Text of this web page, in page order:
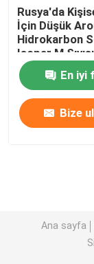
Rusya'da
İçin Düşük
Hidrokarbon
Isopar M
/ Cm3
En iyi
Bize
Ana sayfa